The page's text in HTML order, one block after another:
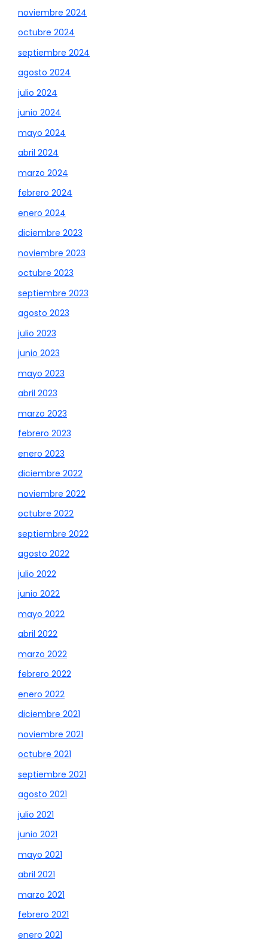
noviembre 2024
octubre 2024
septiembre 2024
agosto 2024
julio 2024
junio 2024
mayo 2024
abril 2024
marzo 2024
febrero 2024
enero 2024
diciembre 2023
noviembre 2023
octubre 2023
septiembre 2023
agosto 2023
julio 2023
junio 2023
mayo 2023
abril 2023
marzo 2023
febrero 2023
enero 2023
diciembre 2022
noviembre 2022
octubre 2022
septiembre 2022
agosto 2022
julio 2022
junio 2022
mayo 2022
abril 2022
marzo 2022
febrero 2022
enero 2022
diciembre 2021
noviembre 2021
octubre 2021
septiembre 2021
agosto 2021
julio 2021
junio 2021
mayo 2021
abril 2021
marzo 2021
febrero 2021
enero 2021